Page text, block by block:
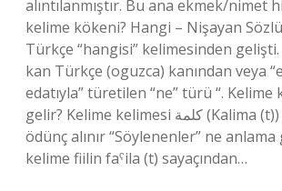
alıntılanmıştır. Bu ana ekmek/nimet
kelime kökeni? Hangi – Nişayan
Türkçe “hangisi” kelimesinden
kan Türkçe (oguzca) kanından veya
edatıyla” türetilen “ne” türü “.
gelir? Kelime kelimesi كلمة (Kalima (t)) kelimesinden
ödünç alınır “Söylenenler” ne
kelime fiilin faˁila (t) sayaçından…